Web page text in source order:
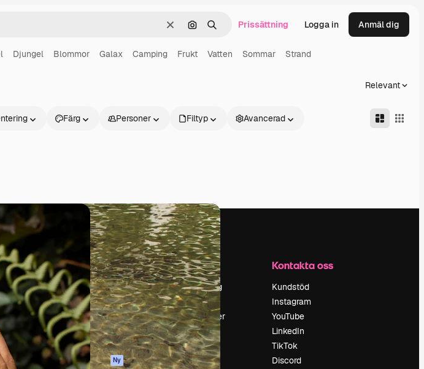
RensaSök efter bild
Söka Prissättning Logga in Anmäl dig
Djungel Blommor Galax Camping Frukt Vatten Sommar Strand
Relevant
Färg Personer Filtyp Avancerad
innehåll
Kom igång
Academy
Dokumentation
Support
Användarvillkor
Integritetspolicy
Original Ny
Företag
Prissättning
Om oss
Recensioner
Karriär
Söktrender
Blogg
Kontakta oss
Kundstöd
Instagram
YouTube
LinkedIn
TikTok
Discord